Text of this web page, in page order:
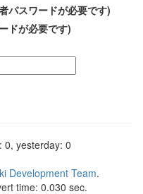
パスワードが必要です)
ドが必要です)
0, yesterday: 0
Development Team.
time: 0.030 sec.